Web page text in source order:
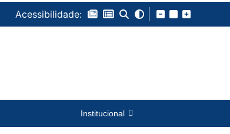
Acessibilidade:
Institucional